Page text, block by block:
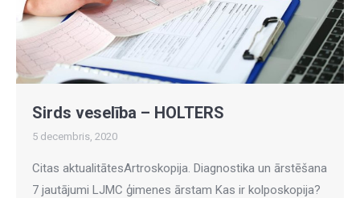
Sirds veselība – HOLTERS
5 decembris, 2020
Citas aktualitātesArtroskopija. Diagnostika un ārstēšana
7 jautājumi LJMC ģimenes ārstam Kas ir kolposkopija?